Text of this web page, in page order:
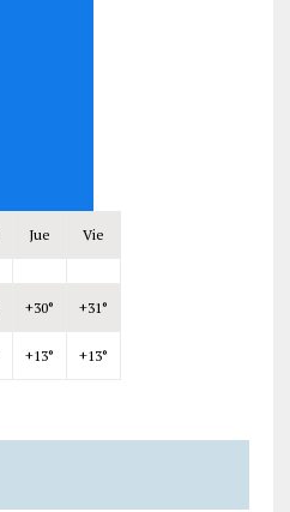
Jue Vie
+30° +31°
+13° +13°